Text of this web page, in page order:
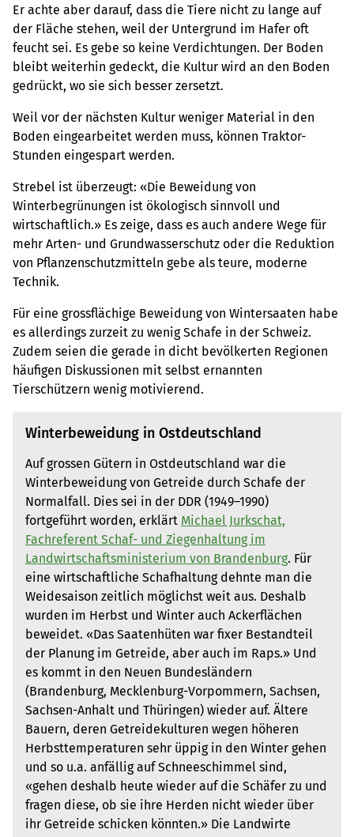
Er achte aber darauf, dass die Tiere nicht zu lange auf
der Fläche stehen, weil der Untergrund im Hafer oft
feucht sei. Es gebe so keine Verdichtungen. Der Boden
bleibt weiterhin gedeckt, die Kultur wird an den Boden
gedrückt, wo sie sich besser zersetzt.
Weil vor der nächsten Kultur weniger Material in den
Boden eingearbeitet werden muss, können Traktor-
Stunden eingespart werden.
Strebel ist überzeugt: «Die Beweidung von
Winterbegrünungen ist ökologisch sinnvoll und
wirtschaftlich.» Es zeige, dass es auch andere Wege für
mehr Arten- und Grundwasserschutz oder die Reduktion
von Pflanzenschutzmitteln gebe als teure, moderne
Technik.
Für eine grossflächige Beweidung von Wintersaaten habe
es allerdings zurzeit zu wenig Schafe in der Schweiz.
Zudem seien die gerade in dicht bevölkerten Regionen
häufigen Diskussionen mit selbst ernannten
Tierschützern wenig motivierend.
Winterbeweidung in Ostdeutschland
Auf grossen Gütern in Ostdeutschland war die
Winterbeweidung von Getreide durch Schafe der
Normalfall. Dies sei in der DDR (1949–1990)
fortgeführt worden, erklärt Michael Jurkschat,
Fachreferent Schaf- und Ziegenhaltung im
Landwirtschaftsministerium von Brandenburg. Für
eine wirtschaftliche Schafhaltung dehnte man die
Weidesaison zeitlich möglichst weit aus. Deshalb
wurden im Herbst und Winter auch Ackerflächen
beweidet. «Das Saatenhüten war fixer Bestandteil
der Planung im Getreide, aber auch im Raps.» Und
es kommt in den Neuen Bundesländern
(Brandenburg, Mecklenburg-Vorpommern, Sachsen,
Sachsen-Anhalt und Thüringen) wieder auf. Ältere
Bauern, deren Getreidekulturen wegen höheren
Herbsttemperaturen sehr üppig in den Winter gehen
und so u.a. anfällig auf Schneeschimmel sind,
«gehen deshalb heute wieder auf die Schäfer zu und
fragen diese, ob sie ihre Herden nicht wieder über
ihr Getreide schicken könnten.» Die Landwirte